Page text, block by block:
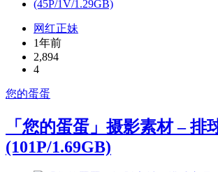
网红正妹
1年前
2,894
4
您的蛋蛋
「您的蛋蛋」摄影素材 – 排
(101P/1.69GB)